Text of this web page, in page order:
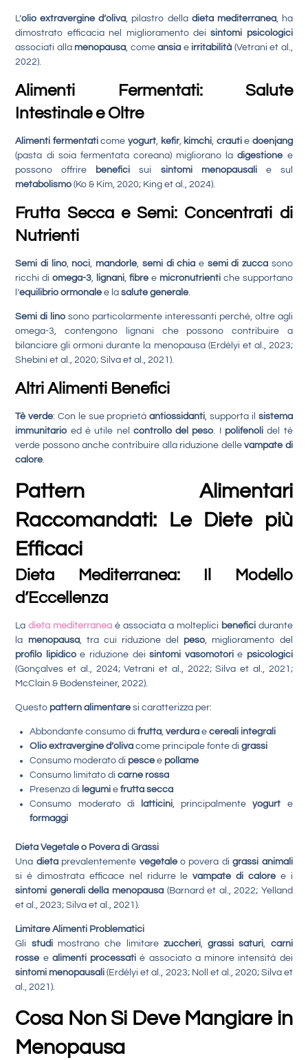
L’olio extravergine d’oliva, pilastro della dieta mediterranea, ha
dimostrato efficacia nel miglioramento deisintomi psicologici
associati alla menopausa, comeansia eirritabilità (Vetrani et al.,
2022).
Alimenti Fermentati: Salute
Intestinale e Oltre
Alimenti fermentaticome yogurt, kefir, kimchi, crautie doenjang
(pasta di soia fermentata coreana) migliorano ladigestione e
possono offrire
benefici sui sintomi menopausalie sul
metabolismo (Ko & Kim, 2020; King et al., 2024).
Frutta Secca e Semi: Concentrati di
Nutrienti
Semi di lino, noci, mandorle, semi di chia e semi di zuccasono
ricchi diomega-3, lignani,fibre e micronutrientiche supportano
l’equilibrio ormonale e lasalute generale.
Semi di lino sono particolarmente interessanti perché, oltre agli
omega-3, contengono lignani che possono contribuire a
bilanciare gli ormoni durante la menopausa (Erdélyi et al., 2023;
Shebini et al., 2020; Silva et al., 2021).
Altri Alimenti Benefici
Tè verde: Con le sue proprietàantiossidanti, supporta il sistema
immunitario ed è utile nel controllo del peso. I polifenoli del tè
verde possono anche contribuire alla riduzione dellevampate di
calore.
Pattern Alimentari
Raccomandati: Le Diete più
Efficaci
Dieta Mediterranea: Il Modello
d’Eccellenza
Ladieta mediterranea è associata a molteplici beneficidurante
la
menopausa, tra cui riduzione del peso, miglioramento del
profilo lipidicoe riduzione deisintomi vasomotorie psicologici
(Gonçalves et al., 2024; Vetrani et al., 2022; Silva et al., 2021;
McClain & Bodensteiner, 2022).
Questo pattern alimentare si caratterizza per:
Abbondante consumo difrutta,verdura ecereali integrali
Olio extravergine d’oliva come principale fonte digrassi
Consumo moderato di pesce e pollame
Consumo limitato dicarne rossa
Presenza di legumi efrutta secca
Consumo moderato di
latticini, principalmenteyogurt e
formaggi
Dieta Vegetale o Povera di Grassi
Una dietaprevalentemente vegetaleo povera digrassi animali
si è dimostrata efficace nel ridurre levampate di caloree i
sintomi generali della menopausa(Barnard et al., 2022; Yelland
et al., 2023; Silva et al., 2021).
Limitare Alimenti Problematici
Gli studimostrano che limitare zuccheri,grassi saturi, carni
rosse e alimenti processati è associato a minore intensità dei
sintomi menopausali (Erdélyi et al., 2023; Noll et al., 2020; Silva et
al., 2021).
Cosa Non Si Deve Mangiare in
Menopausa